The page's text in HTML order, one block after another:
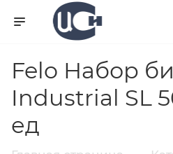
Felo Набор
Industrial SL
ед